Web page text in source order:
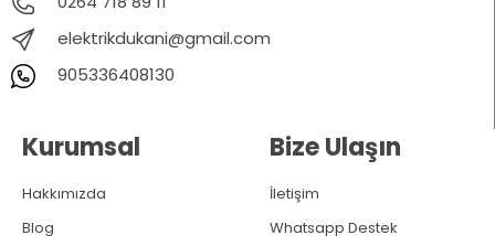
elektrikdukani@gmail.com
905336408130
Kurumsal
Hakkımızda
Blog
Bize Ulaşın
İletişim
Whatsapp Destek